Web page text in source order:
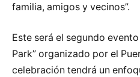
familia, amigos y vecinos”.
Este será el segundo
Park” organizado por el
celebración tendrá un